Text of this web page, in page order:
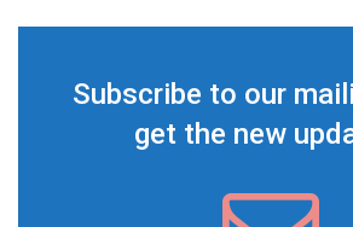
Subscribe to our
get the new